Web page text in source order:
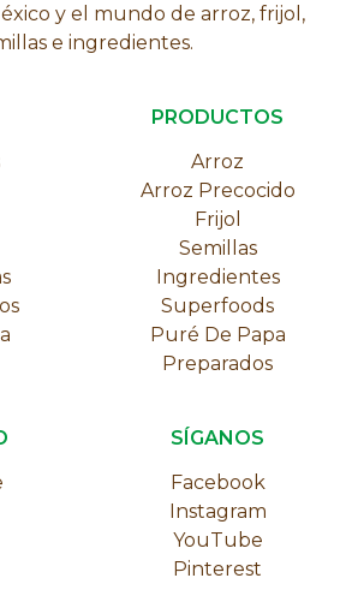
y el mundo de arroz, frijol,
e ingredientes.
PRODUCTOS
Arroz
Arroz Precocido
Frijol
Semillas
Ingredientes
Superfoods
Puré De Papa
Preparados
SÍGANOS
Facebook
Instagram
YouTube
Pinterest